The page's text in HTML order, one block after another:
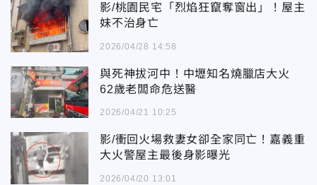
影/桃園民宅「烈焰狂竄奪窗出」！屋主
妹不治身亡
2026/04/28 14:58
與死神拔河中！中壢知名燒臘店大火
62歲老闆命危送醫
2026/04/21 10:25
影/衝回火場救妻女卻全家同亡！嘉義重
大火警屋主最後身影曝光
2026/04/20 13:01